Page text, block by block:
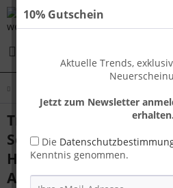
Travelhouse Roma
Schwarz 65 x 40 x 25
Hartschale | TSA-
Aluminiumrahmen
10% Gutschein
Aktuelle Trends,
Jetzt zum Newsletter
erhalten.
Die
Kenntnis genommen.